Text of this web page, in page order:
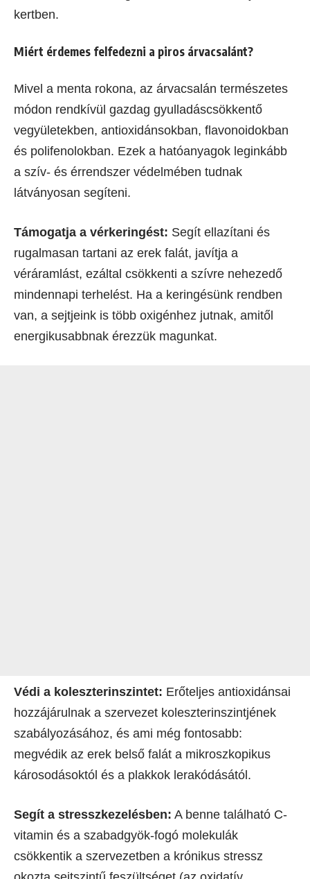
kertben.
Miért érdemes felfedezni a piros árvacsalánt?
Mivel a menta rokona, az árvacsalán természetes
módon rendkívül gazdag gyulladáscsökkentő
vegyületekben, antioxidánsokban, flavonoidokban
és polifenolokban. Ezek a hatóanyagok leginkább
a szív- és érrendszer védelmében tudnak
látványosan segíteni.
Támogatja a vérkeringést: Segít ellazítani és
rugalmasan tartani az erek falát, javítja a
véráramlást, ezáltal csökkenti a szívre nehezedő
mindennapi terhelést. Ha a keringésünk rendben
van, a sejtjeink is több oxigénhez jutnak, amitől
energikusabbnak érezzük magunkat.
Védi a koleszterinszintet: Erőteljes antioxidánsai
hozzájárulnak a szervezet koleszterinszintjének
szabályozásához, és ami még fontosabb:
megvédik az erek belső falát a mikroszkopikus
károsodásoktól és a plakkok lerakódásától.
Segít a stresszkezelésben: A benne található C-
vitamin és a szabadgyök-fogó molekulák
csökkentik a szervezetben a krónikus stressz